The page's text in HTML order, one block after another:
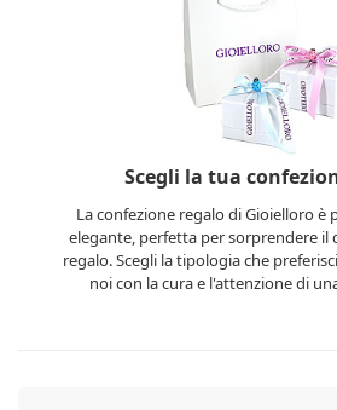
Scegli la tua
La confezione regalo di Gioielloro è
elegante, perfetta per sorprendere il
regalo. Scegli la tipologia che
noi con la cura e l'attenzione di